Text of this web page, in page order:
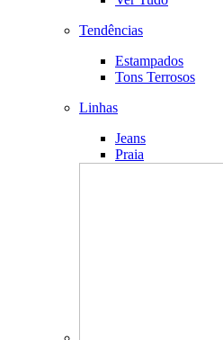
Tendências
Estampados
Tons Terrosos
Linhas
Jeans
Praia